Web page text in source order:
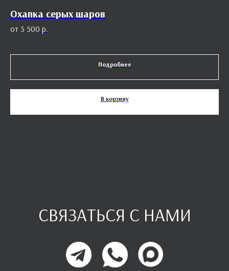
Охапка серых шаров
3 500 р.
Подробнее
В корзину
СВЯЗАТЬСЯ С НАМИ